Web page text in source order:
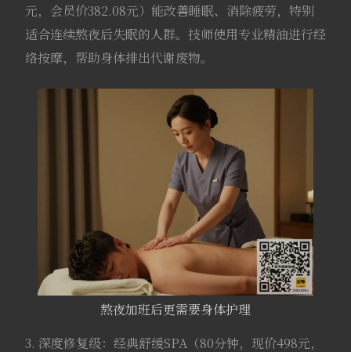
元，会员价382.08元）能改善睡眠、消除疲劳，特别
适合连续熬夜后失眠的人群。技师使用专业精油进行经
络按摩，帮助身体排出代谢废物。
熬夜加班后更需要身体护理
3. 深度修复级：经典舒缓SPA（80分钟，现价498元，